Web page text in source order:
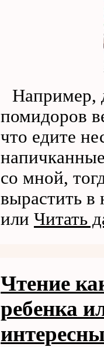
Например,
помидоров
что едите
со мной,
вырастить
или Читать
Чтение
ребенка